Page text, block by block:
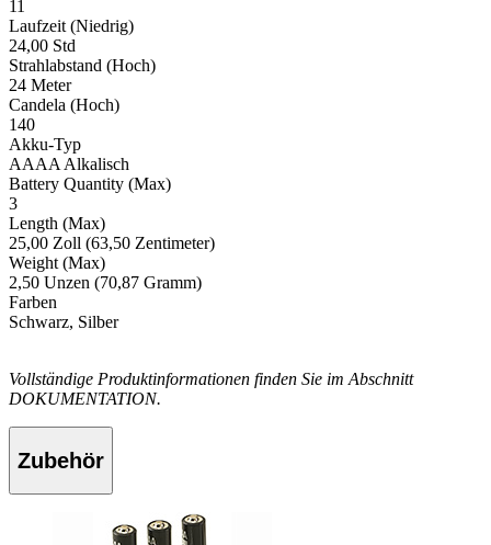
11
Laufzeit (Niedrig)
24,00 Std
Strahlabstand (Hoch)
24 Meter
Candela (Hoch)
140
Akku-Typ
AAAA Alkalisch
Battery Quantity (Max)
3
Length (Max)
25,00 Zoll (63,50 Zentimeter)
Weight (Max)
2,50 Unzen (70,87 Gramm)
Farben
Schwarz, Silber
Vollständige Produktinformationen finden Sie im Abschnitt
DOKUMENTATION.
Zubehör